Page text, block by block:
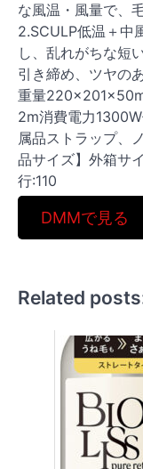
な風温・風量で、
2.SCULP低温＋中
し、乱れがちな短
引き締め、ツヤの
重量
2m消費電力
属品ストラップ、
品サイズ】外箱
行:110
DMMで見る
Related